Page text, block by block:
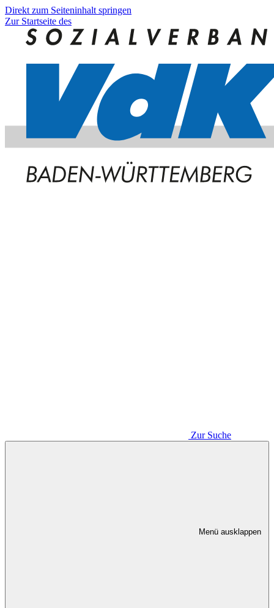
Direkt zum Seiteninhalt springen
Zur Startseite des
Zur Suche
Menü ausklappen